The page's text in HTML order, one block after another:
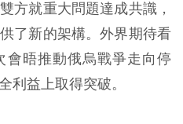
方就重大問題達成共識，
了新的架構。外界期待看
會晤推動俄烏戰爭走向停
利益上取得突破。